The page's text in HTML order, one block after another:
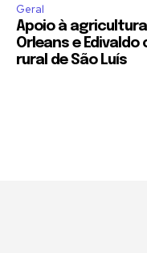
Geral
Apoio à
Orleans e
rural de São Luís